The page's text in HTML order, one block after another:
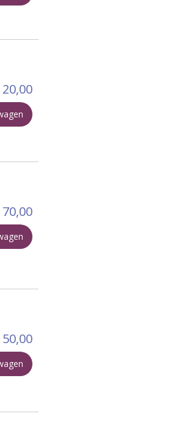
20,00
70,00
50,00